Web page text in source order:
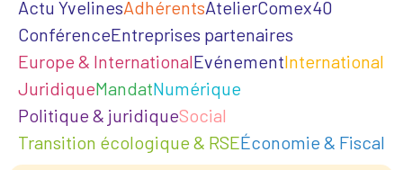
Actu YvelinesAdhérentsAtelierComex40
ConférenceEntreprises partenaires
Europe & InternationalEvénementInternational
JuridiqueMandatNumérique
Politique & juridiqueSocial
Transition écologique & RSEÉconomie & Fiscal